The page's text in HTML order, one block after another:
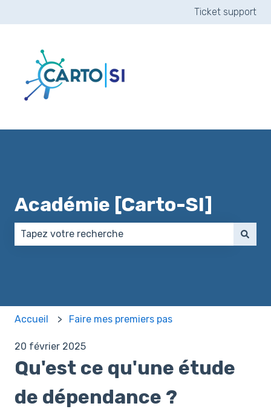
Ticket support
Académie [Carto-SI]
Accueil Faire mes premiers pas
20 février 2025
Qu'est ce qu'une étude
de dépendance ?